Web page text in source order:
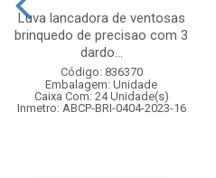
Luva lancadora de ventosas
brinquedo de precisao com 3
dardo...
Código: 836370
Embalagem: Unidade
Caixa Com: 24 Unidade(s)
Inmetro: ABCP-BRI-0404-2023-16